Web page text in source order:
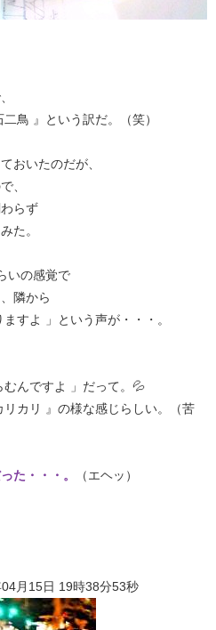
鳥 』という訳だ。（笑）
おいたのだが、
、
らず
た。
いの感覚で
隣から
すよ 」という声が・・・。
むんですよ 」だって。💦
カリ 』の様な感じらしい。（苦
た・・・。 （エヘッ）
04月15日 19時38分53秒